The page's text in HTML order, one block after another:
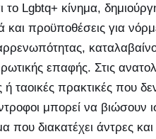
το Lgbtq+ κίνημα,
προϋποθέσεις για
επαφής. Στις
ταοικές πρακτικές που
μπορεί να βιώσουν
διακατέχει άντρες και